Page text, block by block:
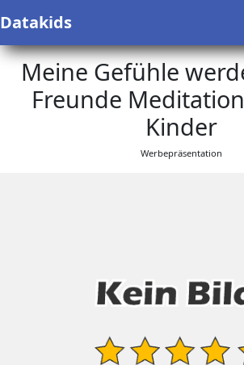
Datakids
Meine Gefühle
Freunde
Kinder
Werbepräsentation